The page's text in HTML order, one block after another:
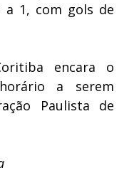
a 1, com gols de
encara o
a serem
Paulista de